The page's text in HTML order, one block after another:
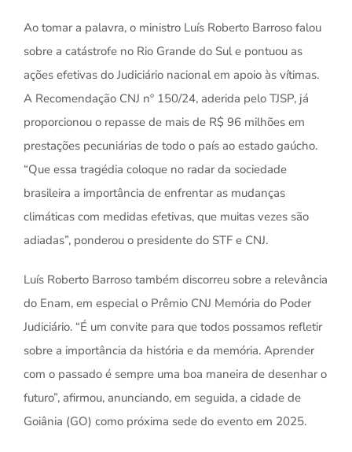
Ao tomar a palavra, o ministro Luís Roberto Barroso falou
sobre a catástrofe no Rio Grande do Sul e pontuou as
ações efetivas do Judiciário nacional em apoio às vítimas.
A Recomendação CNJ nº 150/24, aderida pelo TJSP, já
proporcionou o repasse de mais de R$ 96 milhões em
prestações pecuniárias de todo o país ao estado gaúcho.
“Que essa tragédia coloque no radar da sociedade
brasileira a importância de enfrentar as mudanças
climáticas com medidas efetivas, que muitas vezes são
adiadas”, ponderou o presidente do STF e CNJ.
Luís Roberto Barroso também discorreu sobre a relevância
do Enam, em especial o Prêmio CNJ Memória do Poder
Judiciário. “É um convite para que todos possamos refletir
sobre a importância da história e da memória. Aprender
com o passado é sempre uma boa maneira de desenhar o
futuro”, afirmou, anunciando, em seguida, a cidade de
Goiânia (GO) como próxima sede do evento em 2025.